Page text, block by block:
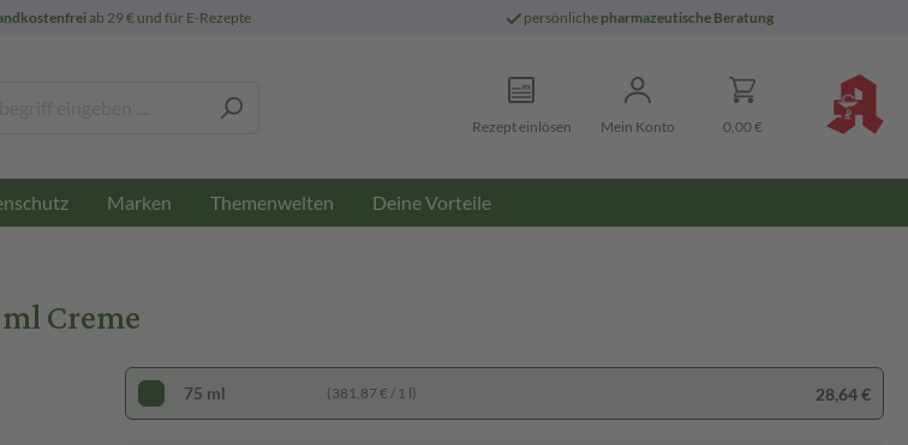
ab 29 € und für E-Rezepte persönliche pharmazeutische Beratung
Rezept einlösen Mein Konto 0,00 €
Marken Themenwelten Deine Vorteile
Creme
75 ml (381,87 € / 1 l) 28,64 €